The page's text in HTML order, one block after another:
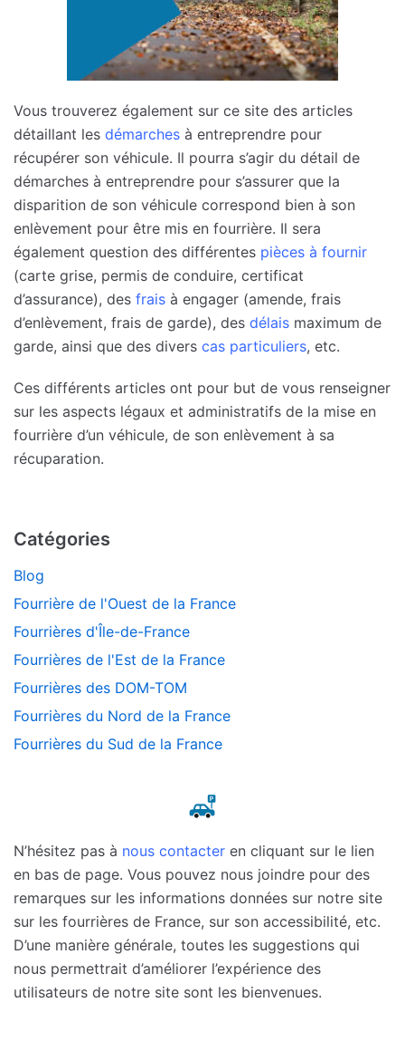
Vous trouverez également sur ce site des articles
détaillant les démarches à entreprendre pour
récupérer son véhicule. Il pourra s’agir du détail de
démarches à entreprendre pour s’assurer que la
disparition de son véhicule correspond bien à son
enlèvement pour être mis en fourrière. Il sera
également question des différentes pièces à fournir
(carte grise, permis de conduire, certificat
d’assurance), des frais à engager (amende, frais
d’enlèvement, frais de garde), des délais maximum de
garde, ainsi que des divers cas particuliers, etc.
Ces différents articles ont pour but de vous renseigner
sur les aspects légaux et administratifs de la mise en
fourrière d’un véhicule, de son enlèvement à sa
récuparation.
Catégories
Blog
Fourrière de l'Ouest de la France
Fourrières d'Île-de-France
Fourrières de l'Est de la France
Fourrières des DOM-TOM
Fourrières du Nord de la France
Fourrières du Sud de la France
N’hésitez pas à nous contacter en cliquant sur le lien
en bas de page. Vous pouvez nous joindre pour des
remarques sur les informations données sur notre site
sur les fourrières de France, sur son accessibilité, etc.
D’une manière générale, toutes les suggestions qui
nous permettrait d’améliorer l’expérience des
utilisateurs de notre site sont les bienvenues.